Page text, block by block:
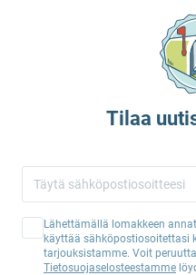
Tilaa
Lähettämällä lomakkeen
käyttää sähköpostiosoitettasi
tarjouksistamme. Voit
Tietosuojaselosteestamme